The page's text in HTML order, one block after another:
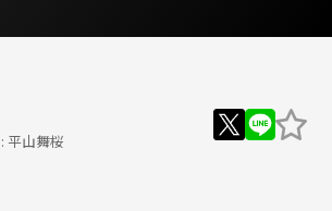
平山舞桜